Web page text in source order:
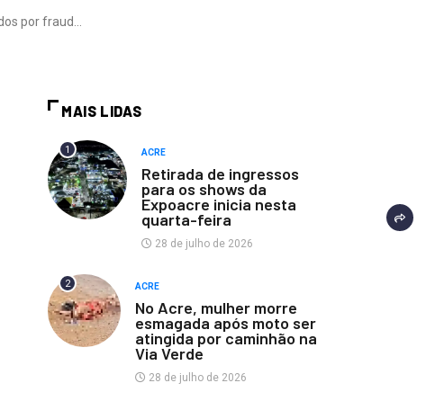
por fraud...
MAIS LIDAS
1 ACRE
Retirada de ingressos
para os shows da
Expoacre inicia nesta
quarta-feira
28 de julho de 2026
2 ACRE
No Acre, mulher morre
esmagada após moto ser
atingida por caminhão na
Via Verde
28 de julho de 2026